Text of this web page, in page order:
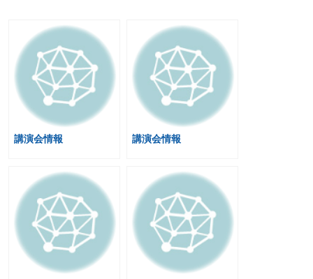
講演会情報 講演会情報